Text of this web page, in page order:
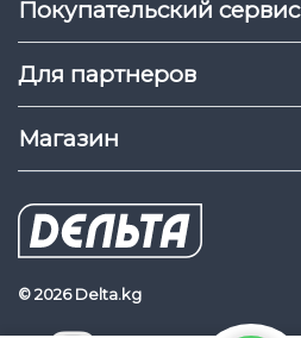
Покупательский сервис
Для партнеров
Магазин
© 2026 Delta.kg